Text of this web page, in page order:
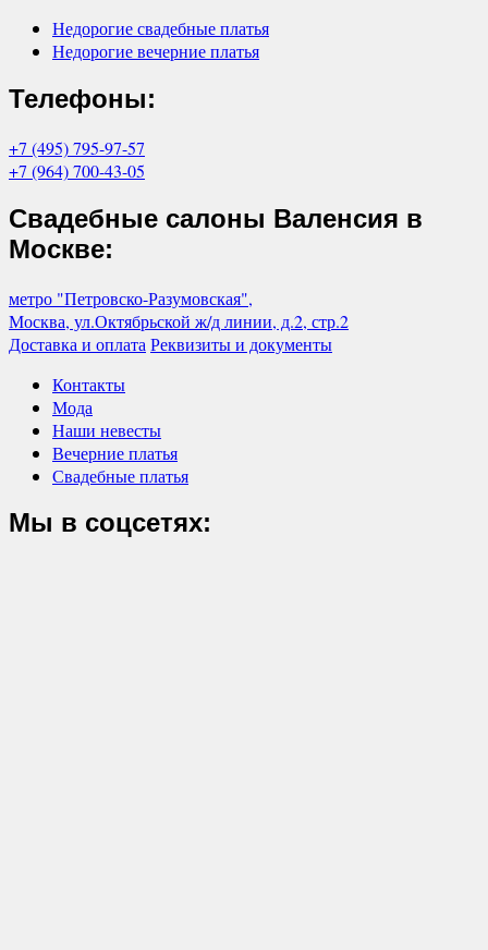
Недорогие свадебные платья
Недорогие вечерние платья
Телефоны:
+7 (495) 795-97-57
+7 (964) 700-43-05
Свадебные салоны Валенсия в
Москве:
метро "Петровско-Разумовская",
Москва, ул.Октябрьской ж/д линии, д.2, стр.2
Доставка и оплата Реквизиты и документы
Контакты
Мода
Наши невесты
Вечерние платья
Свадебные платья
Мы в соцсетях: